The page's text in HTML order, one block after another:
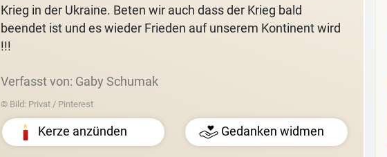
Krieg in der Ukraine. Beten wir auch dass der Krieg bald
beendet ist und es wieder Frieden auf unserem Kontinent wird
!!!
Verfasst von: Gaby Schumak
© Bild: Privat / Pinterest
Kerze anzünden Gedanken widmen